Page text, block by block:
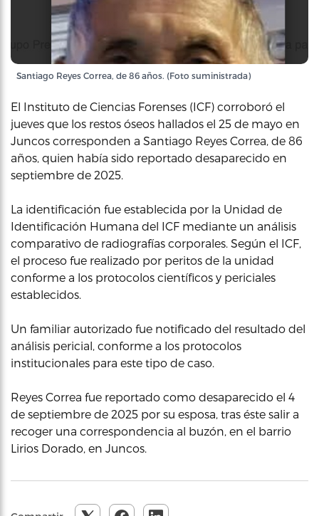
Santiago Reyes Correa, de 86 años. (Foto suministrada)
El Instituto de Ciencias Forenses (ICF) corroboró el
jueves que los restos óseos hallados el 25 de mayo en
Juncos corresponden a Santiago Reyes Correa, de 86
años, quien había sido reportado desaparecido en
septiembre de 2025.
La identificación fue establecida por la Unidad de
Identificación Humana del ICF mediante un análisis
comparativo de radiografías corporales. Según el ICF,
el proceso fue realizado por peritos de la unidad
conforme a los protocolos científicos y periciales
establecidos.
Un familiar autorizado fue notificado del resultado del
análisis pericial, conforme a los protocolos
institucionales para este tipo de caso.
Reyes Correa fue reportado como desaparecido el 4
de septiembre de 2025 por su esposa, tras éste salir a
recoger una correspondencia al buzón, en el barrio
Lirios Dorado, en Juncos.